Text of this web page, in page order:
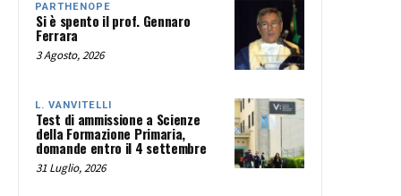
PARTHENOPE
Si è spento il prof. Gennaro
Ferrara
3 Agosto, 2026
L. VANVITELLI
Test di ammissione a Scienze
della Formazione Primaria,
domande entro il 4 settembre
31 Luglio, 2026